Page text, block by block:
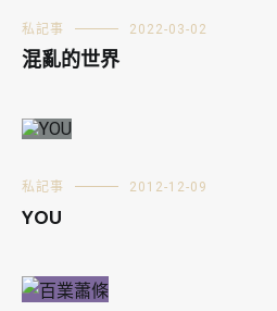
私記事 2022-03-02
混亂的世界
私記事 2012-12-09
YOU